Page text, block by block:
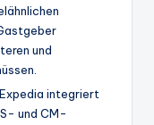
und
Expedia integriert
und CM-